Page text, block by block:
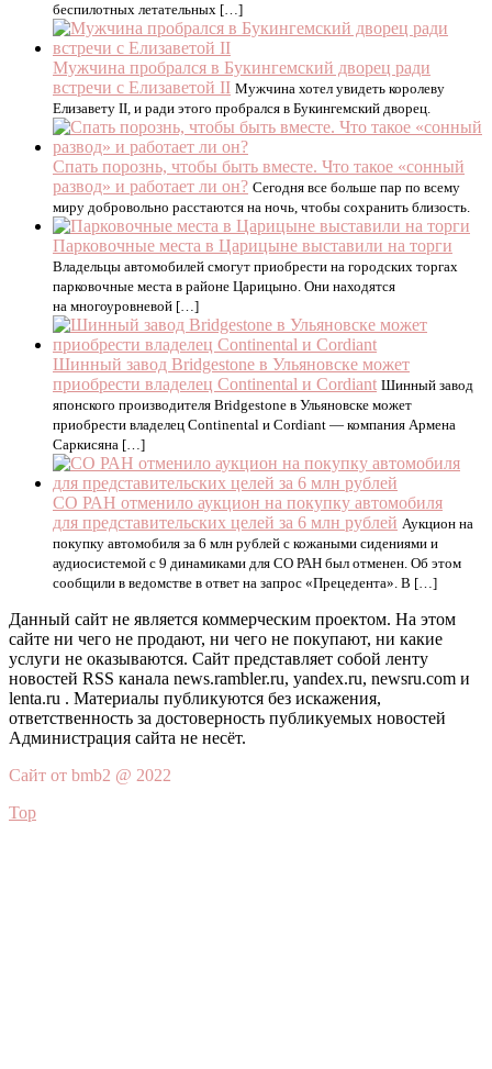
беспилотных летательных […]
Мужчина пробрался в Букингемский дворец ради
встречи с Елизаветой II Мужчина хотел увидеть королеву
Елизавету II, и ради этого пробрался в Букингемский дворец.
Спать порознь, чтобы быть вместе. Что такое «сонный
развод» и работает ли он? Сегодня все больше пар по всему
миру добровольно расстаются на ночь, чтобы сохранить близость.
Парковочные места в Царицыне выставили на торги
Владельцы автомобилей смогут приобрести на городских торгах
парковочные места в районе Царицыно. Они находятся
на многоуровневой […]
Шинный завод Bridgestone в Ульяновске может
приобрести владелец Continental и Cordiant Шинный завод
японского производителя Bridgestone в Ульяновске может
приобрести владелец Continental и Cordiant — компания Армена
Саркисяна […]
СО РАН отменило аукцион на покупку автомобиля
для представительских целей за 6 млн рублей Аукцион на
покупку автомобиля за 6 млн рублей с кожаными сидениями и
аудиосистемой с 9 динамиками для СО РАН был отменен. Об этом
сообщили в ведомстве в ответ на запрос «Прецедента». В […]
Данный сайт не является коммерческим проектом. На этом
сайте ни чего не продают, ни чего не покупают, ни какие
услуги не оказываются. Сайт представляет собой ленту
новостей RSS канала news.rambler.ru, yandex.ru, newsru.com и
lenta.ru . Материалы публикуются без искажения,
ответственность за достоверность публикуемых новостей
Администрация сайта не несёт.
Сайт от bmb2 @ 2022
Top